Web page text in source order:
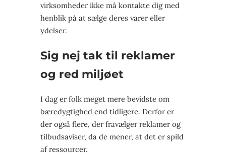
virksomheder ikke må kontakte dig med
henblik på at sælge deres varer eller
ydelser.
Sig nej tak til reklamer
og red miljøet
I dag er folk meget mere bevidste om
bæredygtighed end tidligere. Derfor er
der også flere, der fravælger reklamer og
tilbudsaviser, da de mener, at det er spild
af ressourcer.